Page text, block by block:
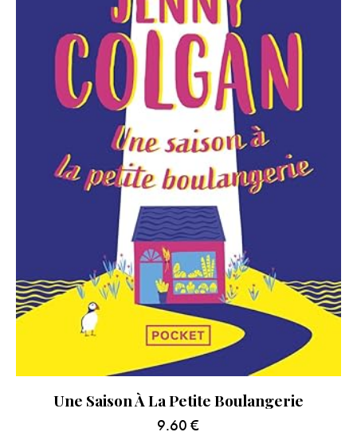
Une Saison À La Petite Boulangerie
9.60 €